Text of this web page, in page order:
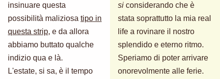
insinuare questa
possibilità maliziosa tipo in
questa strip, e da allora
abbiamo buttato qualche
indizio qua e là.
L'estate, si sa, è il tempo
si considerando che è
stata soprattutto la mia real
life a rovinare il nostro
splendido e eterno ritmo.
Speriamo di poter arrivare
onorevolmente alle ferie.